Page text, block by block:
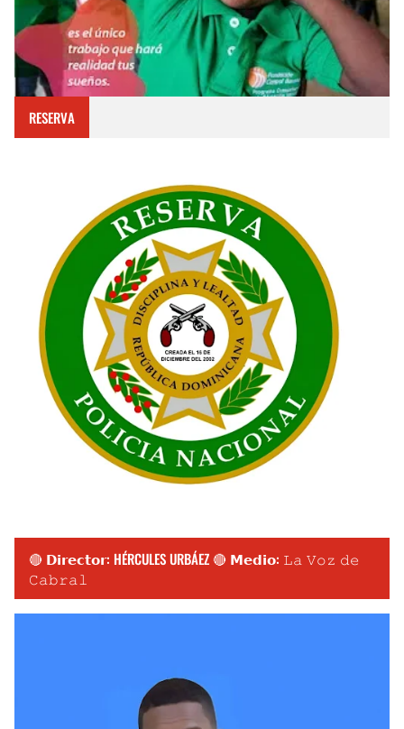
RESERVA
🔴 𝗗𝗶𝗿𝗲𝗰𝘁𝗼𝗿: HÉRCULES URBÁEZ 🔴 𝗠𝗲𝗱𝗶𝗼: 𝙻𝚊 𝚅𝚘𝚣 𝚍𝚎
𝙲𝚊𝚋𝚛𝚊𝚕